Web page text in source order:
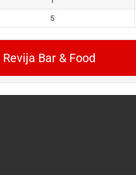
5
Revija Bar & Food